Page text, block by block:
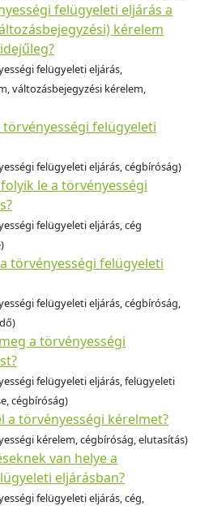
felügyeleti eljárás a
kérelem
felügyeleti eljárás,
változásbejegyzési kérelem,
felügyeleti
felügyeleti eljárás, cégbíróság)
le a törvényességi
felügyeleti eljárás, cég
törvényességi felügyeleti
felügyeleti eljárás, cégbíróság,
a törvényességi
felügyeleti eljárás, felügyeleti
cégbíróság)
a törvényességi kérelmet?
kérelem, cégbíróság, elutasítás)
van helye a
eljárásban?
felügyeleti eljárás, cég,